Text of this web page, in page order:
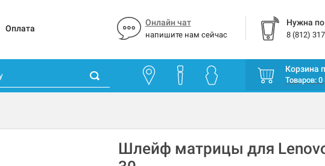
Оплата
Онлайн чат
напишите нам сейчас
Нужна
8 (812)
Корзина
Товаров: 0
Шлейф матрицы для